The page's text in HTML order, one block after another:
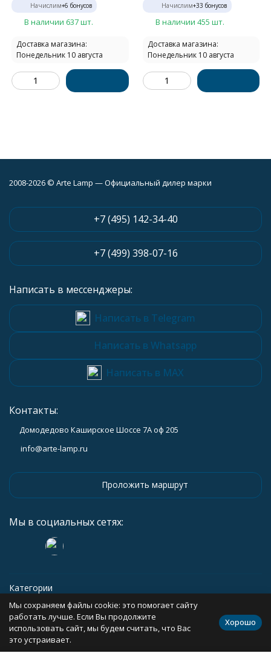
Начислим+6 бонусов
В наличии 637 шт.
Доставка магазина:
Понедельник 10 августа
Начислим+33 бонусов
В наличии 455 шт.
Доставка магазина:
Понедельник 10 августа
2008-2026 © Arte Lamp — Официальный дилер марки
+7 (495) 142-34-40
+7 (499) 398-07-16
Написать в мессенджеры:
Написать в Telegram
Написать в Whatsapp
Написать в MAX
Контакты:
Домодедово Каширское Шоссе 7А оф 205
info@arte-lamp.ru
Проложить маршрут
Мы в социальных сетях:
Категории
Информация
Политика персональных данных Карта сайта
Мы сохраняем файлы cookie: это помогает сайту
работать лучше. Если Вы продолжите
использовать сайт, мы будем считать, что Вас
это устраивает.
Хорошо